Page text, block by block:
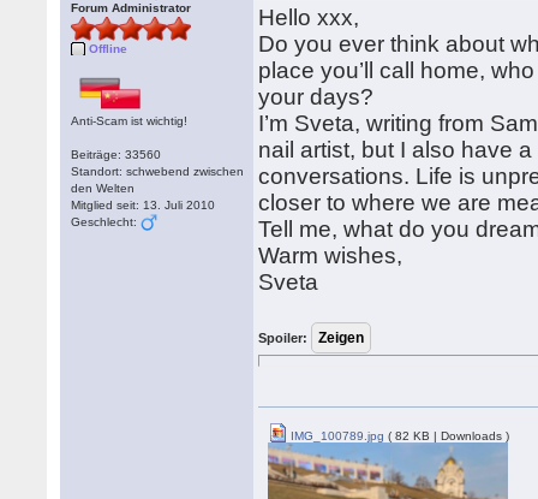
Forum Administrator
Offline
Anti-Scam ist wichtig!
Beiträge: 33560
Standort: schwebend zwischen
den Welten
Mitglied seit: 13. Juli 2010
Geschlecht:
Hello xxx,
Do you ever think about
place you’ll call home,
your days?
I’m Sveta, writing from
nail artist, but I also have
conversations. Life is
closer to where we are
Tell me, what do you
Warm wishes,
Sveta
Spoiler:
IMG_100789.jpg ( 82 KB | Downloads )